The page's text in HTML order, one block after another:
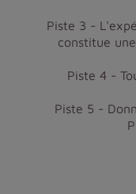
Piste 3 -
constitue
Piste 4 -
Piste 5 -